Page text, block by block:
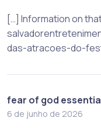
[…] Information on
das-atracoes-do-
fear of god
6 de junho de 2026